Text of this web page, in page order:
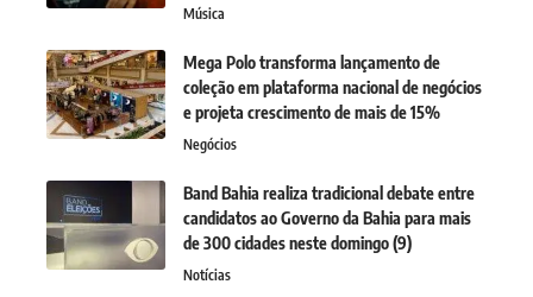
Música
Mega Polo transforma lançamento de
coleção em plataforma nacional de negócios
e projeta crescimento de mais de 15%
Negócios
Band Bahia realiza tradicional debate entre
candidatos ao Governo da Bahia para mais
de 300 cidades neste domingo (9)
Notícias